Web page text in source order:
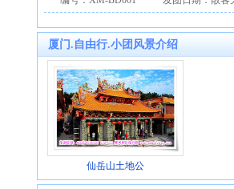
厦门.自由行.小团风景介绍
仙岳山土地公